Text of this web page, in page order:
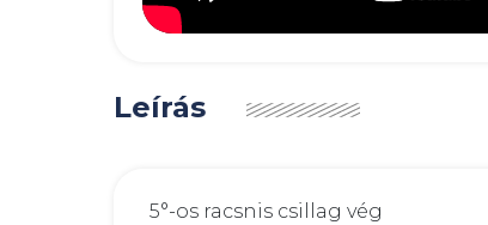
Leírás
5°-os racsnis csillag vég